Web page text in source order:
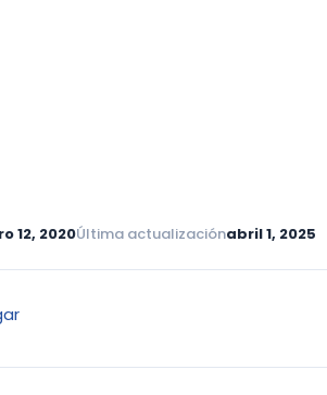
12, 2020Última actualizaciónabril 1, 2025